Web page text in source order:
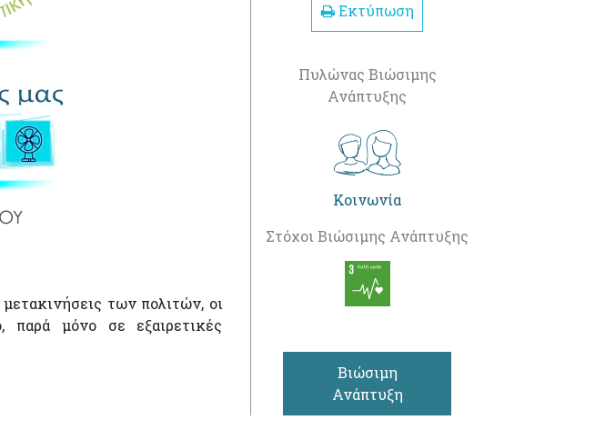
των πολιτών, οι
παρά μόνο σε εξαιρετικές
Εκτύπωση
Πυλώνας Βιώσιμης
Ανάπτυξης
Κοινωνία
Στόχοι Βιώσιμης Ανάπτυξης
Βιώσιμη
Ανάπτυξη